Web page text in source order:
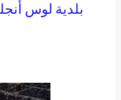
بلدية لوس